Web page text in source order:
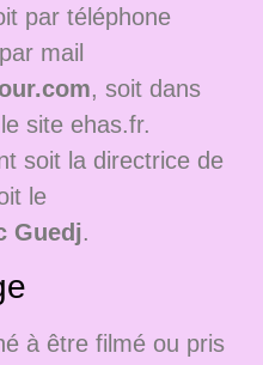
par téléphone
mail
, soit dans
site ehas.fr.
soit la directrice de
le
Guedj.
à être filmé ou pris